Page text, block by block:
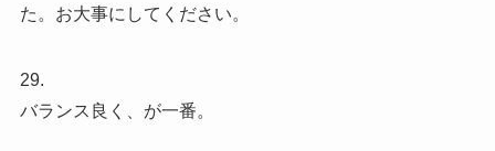
た。お大事にしてください。
29.
バランス良く、が一番。